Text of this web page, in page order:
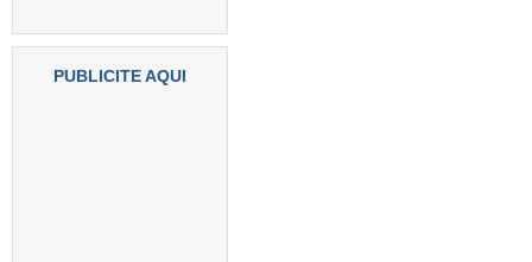
PUBLICITE AQUI